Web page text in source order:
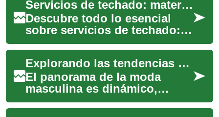
aparatos de cocina no solo ...
Servicios de techado: materiales, mantenimiento y tendencias
Descubre todo lo esencial
sobre servicios de techado:
cómo elegir materiales según
clima y estilo, qué
mantenimiento ...
Explorando las tendencias en indumentaria masculina
El panorama de la moda
masculina es dinámico,
evolucionando
constantemente con nuevos